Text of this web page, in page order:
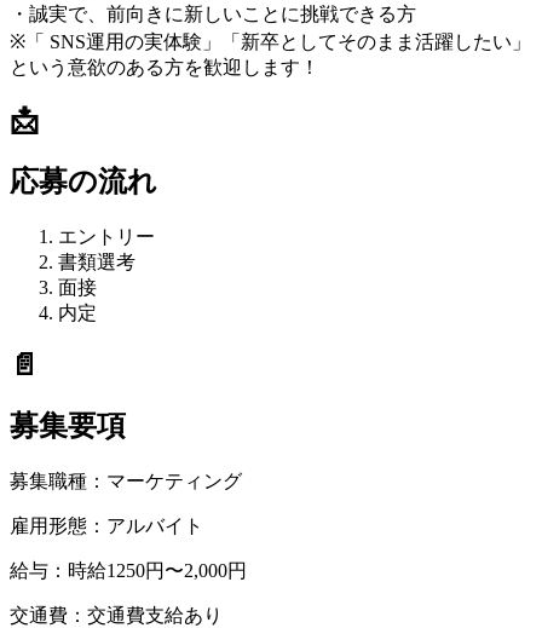
・誠実で、前向きに新しいことに挑戦できる方
※「 SNS運用の実体験」「新卒としてそのまま活躍したい」
という意欲のある方を歓迎します！
📩
応募の流れ
エントリー
書類選考
面接
内定
📄
募集要項
募集職種： マーケティング
雇用形態： アルバイト
給与： 時給1250円〜2,000円
交通費： 交通費支給あり